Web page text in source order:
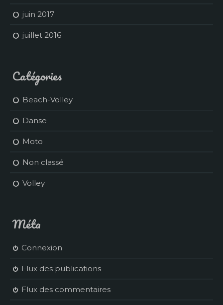
juin 2017
juillet 2016
Catégories
Beach-Volley
Danse
Moto
Non classé
Volley
Méta
Connexion
Flux des publications
Flux des commentaires